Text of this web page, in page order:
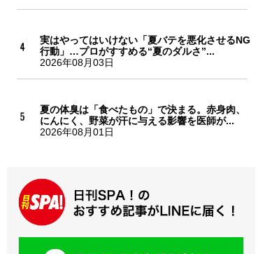
実はやってはいけない「夏バテを悪化させるNG
行動」…プロがすすめる“夏のダルさ”...
2026年08月03日
夏の体臭は「食べたもの」で決まる。赤身肉、
にんにく、野菜が汗に与える影響を医師が...
2026年08月01日